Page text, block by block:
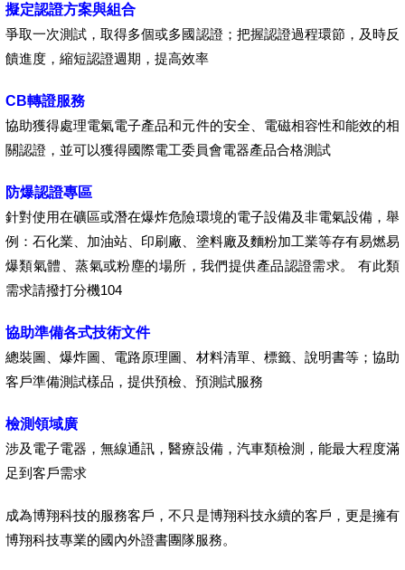
擬定認證方案與組合
爭取一次測試，取得多個或多國認證；把握認證過程環節，及時反
饋進度，縮短認證週期，提高效率
CB轉證服務
協助獲得處理電氣電子產品和元件的安全、電磁相容性和能效的相
關認證，並可以獲得國際電工委員會電器產品合格測試
防爆認證專區
針對使用在礦區或潛在爆炸危險環境的電子設備及非電氣設備，舉
例：石化業、加油站、印刷廠、塗料廠及麵粉加工業等存有易燃易
爆類氣體、蒸氣或粉塵的場所，我們提供產品認證需求。 有此類
需求請撥打分機104
協助準備各式技術文件
總裝圖、爆炸圖、電路原理圖、材料清單、標籤、說明書等；協助
客戶準備測試樣品，提供預檢、預測試服務
檢測領域廣
涉及電子電器，無線通訊，醫療設備，汽車類檢測，能最大程度滿
足到客戶需求
成為博翔科技的服務客戶，不只是博翔科技永續的客戶，更是擁有
博翔科技專業的國內外證書團隊服務。